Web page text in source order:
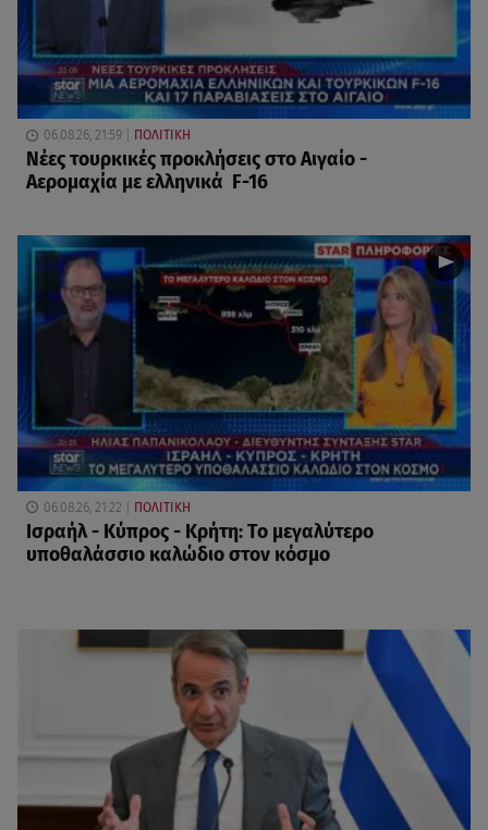
06.08.26, 21:59 ΠΟΛΙΤΙΚΗ
Νέες τουρκικές προκλήσεις στο Αιγαίο -
Αερομαχία με ελληνικά F-16
06.08.26, 21:22 ΠΟΛΙΤΙΚΗ
Ισραήλ - Κύπρος - Κρήτη: Το μεγαλύτερο
υποθαλάσσιο καλώδιο στον κόσμο